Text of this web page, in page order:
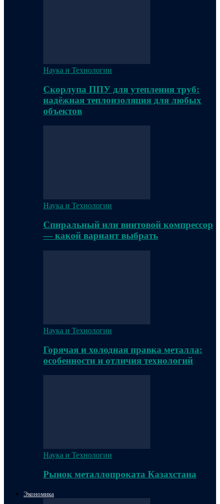
Наука и Технологии
Скорлупа ППУ для утепления труб:
надёжная теплоизоляция для любых
объектов
Наука и Технологии
Спиральный или винтовой компрессор
— какой вариант выбрать
Наука и Технологии
Горячая и холодная правка металла:
особенности и отличия технологий
Наука и Технологии
Рынок металлопроката Казахстана
Экономика